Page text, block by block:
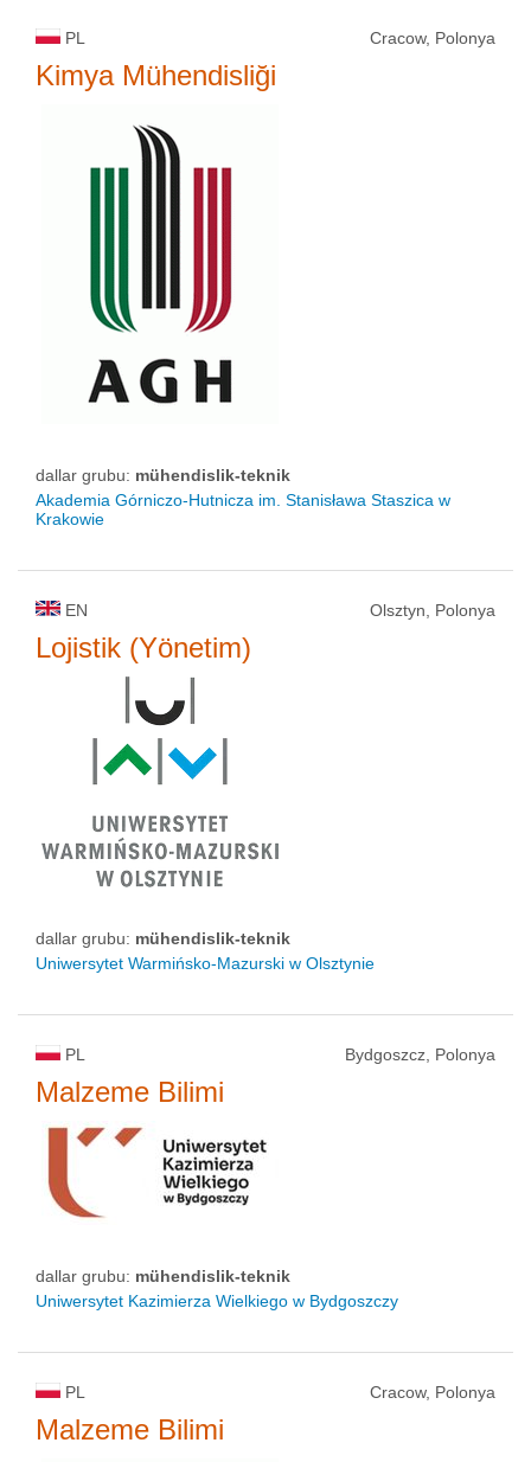
PL Cracow, Polonya
Kimya Mühendisliği
dallar grubu: mühendislik-teknik
Akademia Górniczo-Hutnicza im. Stanisława Staszica w
Krakowie
EN Olsztyn, Polonya
Lojistik (Yönetim)
dallar grubu: mühendislik-teknik
Uniwersytet Warmińsko-Mazurski w Olsztynie
PL Bydgoszcz, Polonya
Malzeme Bilimi
dallar grubu: mühendislik-teknik
Uniwersytet Kazimierza Wielkiego w Bydgoszczy
PL Cracow, Polonya
Malzeme Bilimi